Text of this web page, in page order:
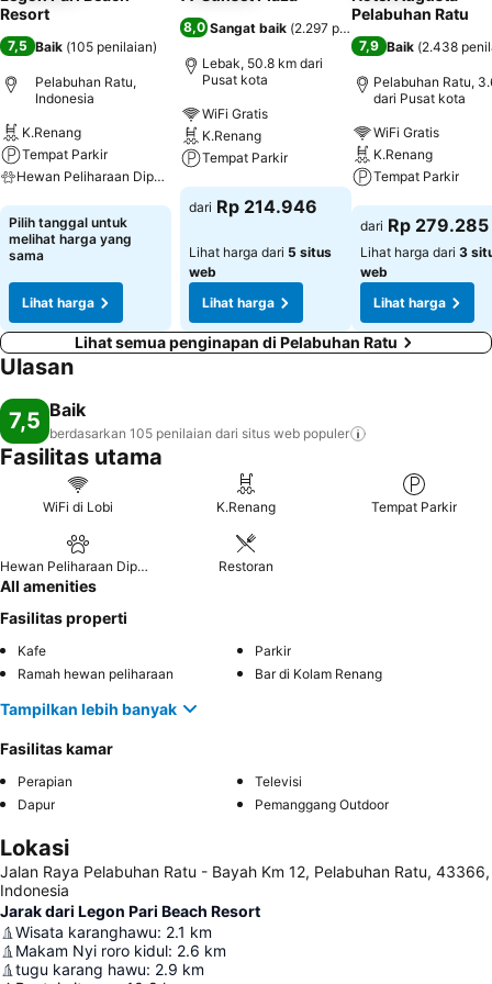
Resort
7,5 Baik (105 penilaian)
Pelabuhan Ratu,
Indonesia
K.Renang
Tempat Parkir
Hewan Peliharaan Diperbolehkan
Lihat harga
Pilih tanggal untuk
melihat harga yang
sama
Lihat harga
8,0 Sangat baik (2.297 penilaian
Lebak, 50.8 km dari
Pusat kota
WiFi Gratis
K.Renang
Tempat Parkir
Lihat harga
dari Rp 214.946
Lihat harga dari 5 situs
web
Lihat harga
Pelabuhan Ratu
7,9 Baik (2.438
Pelabuhan Ratu,
dari Pusat kota
WiFi Gratis
K.Renang
Tempat Parkir
Lihat harga
dari Rp 279.285
Lihat harga dari 3
web
Lihat harga
Lihat semua penginapan di Pelabuhan Ratu
Ulasan
7,5 Baik
berdasarkan 105 penilaian dari situs web populer
Fasilitas utama
WiFi di Lobi K.Renang Tempat Parkir
Hewan Peliharaan Diperbolehkan Restoran
All amenities
Fasilitas properti
Kafe
Parkir
Ramah hewan peliharaan
Bar di Kolam Renang
Tampilkan lebih banyak
Fasilitas kamar
Perapian
Televisi
Dapur
Pemanggang Outdoor
Lokasi
Jalan Raya Pelabuhan Ratu - Bayah Km 12, Pelabuhan Ratu, 43366,
Indonesia
Jarak dari Legon Pari Beach Resort
Wisata karanghawu: 2.1 km
Makam Nyi roro kidul: 2.6 km
tugu karang hawu: 2.9 km